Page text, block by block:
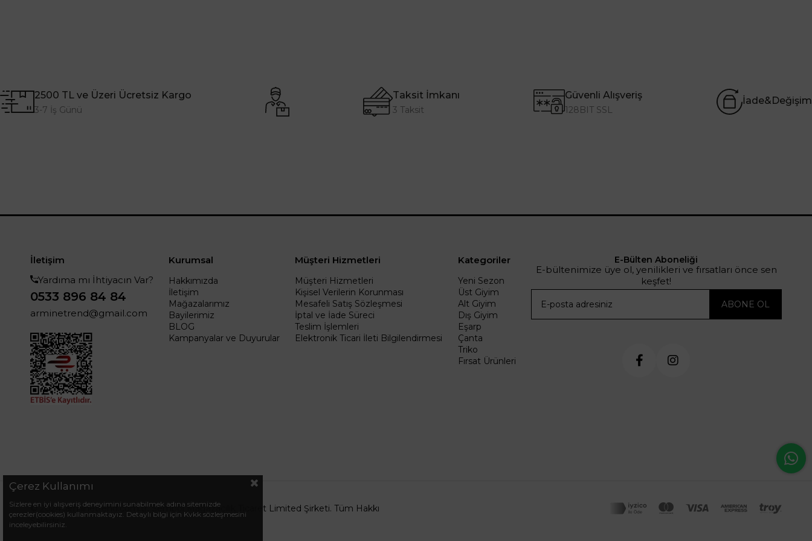
2500 TL ve Üzeri Ücretsiz Kargo
3-7 İş Günü
Taksit İmkanı
3 Taksit
Güvenli Alışveriş
128BIT SSL
İade&Değişim
İletişim
Yardıma mı İhtiyacın Var?
0533 896 84 84
arminetrend@gmail.com
Kurumsal
Hakkımızda
İletişim
Mağazalarımız
Bayilerimiz
BLOG
Kampanyalar ve Duyurular
Müşteri Hizmetleri
Müşteri Hizmetleri
Kişisel Verilerin Korunması
Mesafeli Satış Sözleşmesi
İptal ve İade Süreci
Teslim İşlemleri
Elektronik Ticari İleti Bilgilendirmesi
Kategoriler
Yeni Sezon
Üst Giyim
Alt Giyim
Dış Giyim
Eşarp
Çanta
Triko
Fırsat Ürünleri
E-Bülten Aboneliği
E-bültenimize üye ol, yenilikleri ve fırsatları önce sen
keşfet!
ABONE OL
© 2024 .arminetrend.com.tr. Sembol Mağazacılık Ticaret Limited Şirketi. Tüm Hakkı
Saklıdır.
Çerez Kullanımı
Sizlere en iyi alışveriş deneyimini sunabilmek adına sitemizde
çerezler(cookies) kullanmaktayız. Detaylı bilgi için Kvkk sözleşmesini
inceleyebilirsiniz.